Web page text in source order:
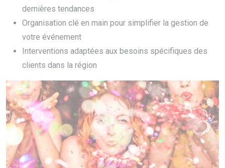
dernières tendances
Organisation clé en main pour simplifier la gestion de
votre événement
Interventions adaptées aux besoins spécifiques des
clients dans la région